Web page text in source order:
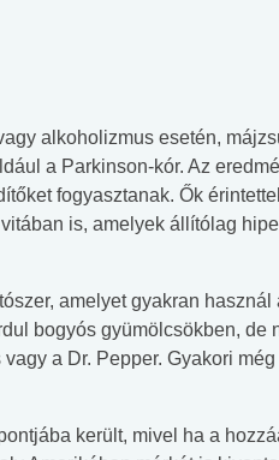
alkoholizmus esetén,
a Parkinson-kór. Az
fogyasztanak. Ők
is, amelyek állítólag
amelyet gyakran használ
bogyós gyümölcsökben, de
a Dr. Pepper. Gyakori
került, mivel ha a